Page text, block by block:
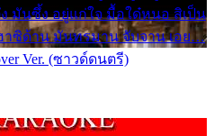
มันซึ้ง อยู่แก่ใจ มื้อใด๋หนอ สิเป็น
ฮาซิด้าน มันทรมาน จับจาน เอย…
Ver. (ซาวด์ดนตรี)